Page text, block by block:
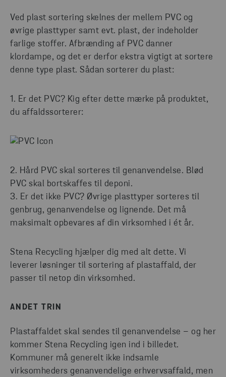
Ved plast sortering skelnes der mellem PVC og
øvrige plasttyper samt evt. plast, der indeholder
farlige stoffer. Afbrænding af PVC danner
klordampe, og det er derfor ekstra vigtigt at sortere
denne type plast. Sådan sorterer du plast:
1. Er det PVC? Kig efter dette mærke på produktet,
du affaldssorterer:
2. Hård PVC skal sorteres til genanvendelse. Blød
PVC skal bortskaffes til deponi.
3. Er det ikke PVC? Øvrige plasttyper sorteres til
genbrug, genanvendelse og lignende. Det må
maksimalt opbevares af din virksomhed i ét år.
Stena Recycling hjælper dig med alt dette. Vi
leverer løsninger til sortering af plastaffald, der
passer til netop din virksomhed.
ANDET TRIN
Plastaffaldet skal sendes til genanvendelse – og her
kommer Stena Recycling igen ind i billedet.
Kommuner må generelt ikke indsamle
virksomheders genanvendelige erhvervsaffald, men